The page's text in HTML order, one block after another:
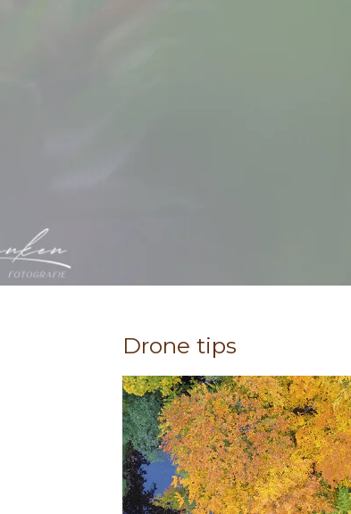
Drone tips